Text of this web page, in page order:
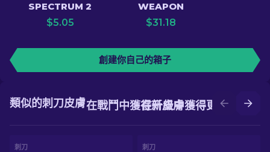
SPECTRUM 2
$5.05
WEAPON
$31.18
創建你自己的箱子
在升級中獲得更好的皮膚
在戰鬥中獲得新皮膚
類似的刺刀皮膚
刺刀 刺刀